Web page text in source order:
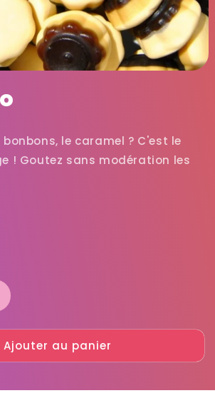
le caramel ? C'est le
! Goutez sans modération les
deAjouter au panier